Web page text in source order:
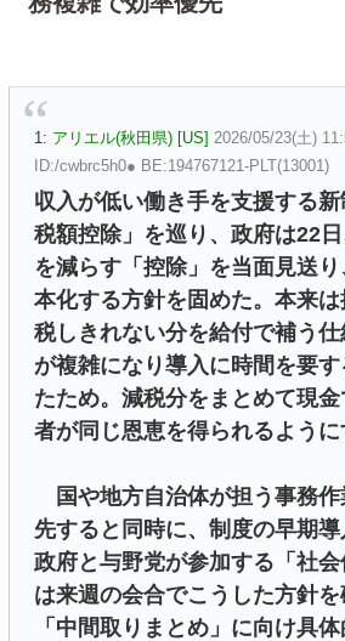
1: アリエル(秋田県) [US] 2026/05/23(土)
ID:/cwbrc5h0● BE:194767121-PLT(13001)
収入が低い働き手を支援する
税額控除」を巡り、政府は22
を減らす「控除」を当面見送
本化する方針を固めた。本来
税しきれない分を給付で補う
が複雑になり導入に時間を要
たため。減税分をまとめて現
者が同じ恩恵を得られるように
国や地方自治体が担う事務作
先すると同時に、制度の早期導
政府と与野党が参加する「社会
は来週の会合でこうした方針
「中間取りまとめ」に向け具体